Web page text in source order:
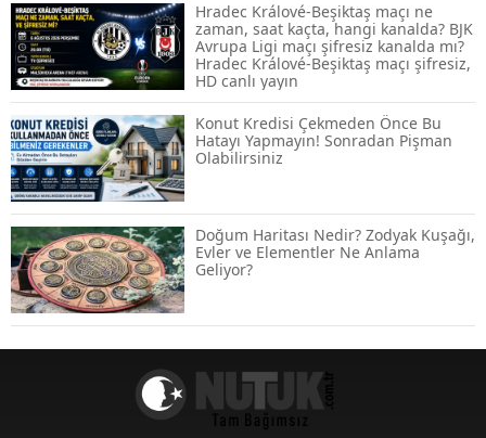
Temmuz 2026 Maaş Zammı Netleşiyor!
Memur, Emekli ve Sosyal Yardımlarda
Yeni Oranlar
KOSGEB’den KOBİ’lere Dev Finansman
Hamlesi: 36 Ay Vadeli 30 Milyon TL
Destek
Emekli Maaşlarında Temmuz Hesabı:
Zam Oranı ve Taban Aylık İçin Yeni
Senaryolar
Hradec Králové-Beşiktaş maçı ne
zaman, saat kaçta, hangi kanalda? BJK
Avrupa Ligi maçı şifresiz kanalda mı?
Hradec Králové-Beşiktaş maçı şifresiz,
HD canlı yayın
Konut Kredisi Çekmeden Önce Bu
Hatayı Yapmayın! Sonradan Pişman
Olabilirsiniz
Doğum Haritası Nedir? Zodyak Kuşağı,
Evler ve Elementler Ne Anlama
Geliyor?